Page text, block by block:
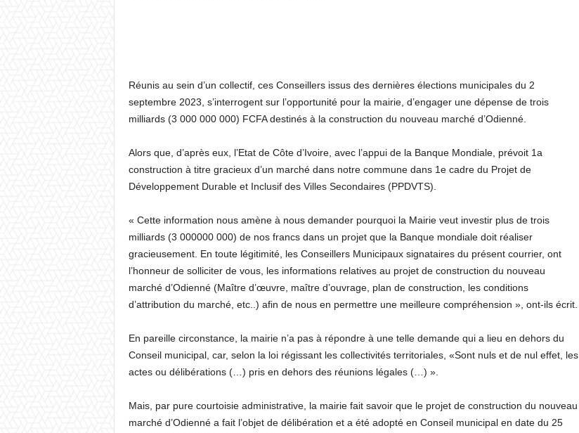
Réunis au sein d’un collectif, ces Conseillers issus des dernières élections municipales du 2
septembre 2023, s’interrogent sur l’opportunité pour la mairie, d’engager une dépense de trois
milliards (3 000 000 000) FCFA destinés à la construction du nouveau marché d’Odienné.
Alors que, d’après eux, l’Etat de Côte d’Ivoire, avec l’appui de la Banque Mondiale, prévoit 1a
construction à titre gracieux d’un marché dans notre commune dans 1e cadre du Projet de
Développement Durable et Inclusif des Villes Secondaires (PPDVTS).
« Cette information nous amène à nous demander pourquoi la Mairie veut investir plus de trois
milliards (3 000000 000) de nos francs dans un projet que la Banque mondiale doit réaliser
gracieusement. En toute légitimité, les Conseillers Municipaux signataires du présent courrier, ont
l’honneur de solliciter de vous, les informations relatives au projet de construction du nouveau
marché d’Odienné (Maître d’œuvre, maître d’ouvrage, plan de construction, les conditions
d’attribution du marché, etc..) afin de nous en permettre une meilleure compréhension », ont-ils écrit.
En pareille circonstance, la mairie n’a pas à répondre à une telle demande qui a lieu en dehors du
Conseil municipal, car, selon la loi régissant les collectivités territoriales, «Sont nuls et de nul effet, les
actes ou délibérations (…) pris en dehors des réunions légales (…) ».
Mais, par pure courtoisie administrative, la mairie fait savoir que le projet de construction du nouveau
marché d’Odienné a fait l’objet de délibération et a été adopté en Conseil municipal en date du 25